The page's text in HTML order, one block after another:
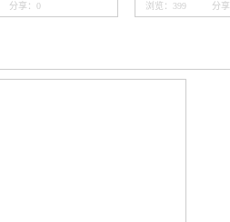
分享：0 浏览：399 分